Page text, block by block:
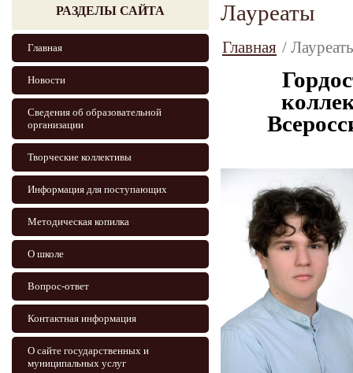
РАЗДЕЛЫ САЙТА
Главная
Новости
Сведения об образовательной
организации
Творческие коллективы
Информация для поступающих
Методическая копилка
О школе
Вопрос-ответ
Контактная информация
О сайте государственных и
муниципальных услуг
Лауреаты
Главная /